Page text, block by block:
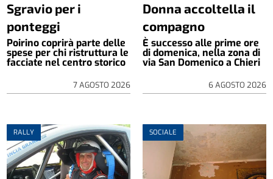
Sgravio per i
ponteggi
Poirino coprirà parte delle
spese per chi ristruttura le
facciate nel centro storico
7 AGOSTO 2026
Donna accoltella il
compagno
È successo alle prime ore
di domenica, nella zona di
via San Domenico a Chieri
6 AGOSTO 2026
RALLY SOCIALE